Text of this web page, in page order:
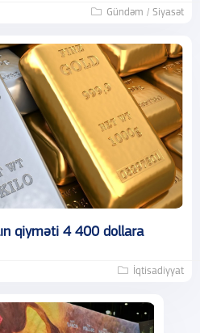
Gündəm / Siyasət
qiyməti 4 400 dollara
İqtisadiyyat